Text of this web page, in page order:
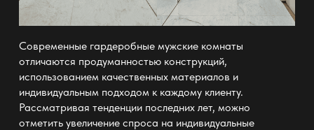
Современные гардеробные мужскиекомнаты
отличаются продуманностью конструкций,
использованием качественных материалов и
индивидуальным подходом к каждому клиенту.
Рассматривая тенденции последних лет, можно
отметить увеличение спроса на индивидуальные